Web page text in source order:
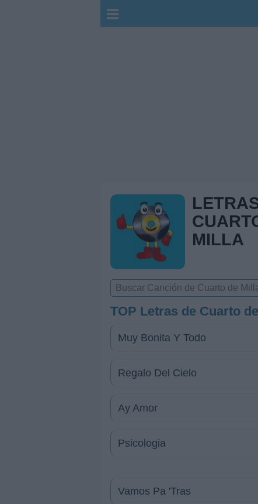
MILLA
TOP Letras de Cuarto
Muy Bonita Y Todo
Regalo Del Cielo
Ay Amor
Psicologia
Vamos Pa 'Tras